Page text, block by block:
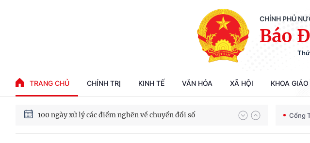
CHÍNH PHỦ
Báo
TRANG CHỦ CHÍNH TRỊ KINH TẾ VĂN HÓA XÃ HỘI KHOA GIÁO
Chiến dịch 500 ngày đêm tìm kiếm, quy tập và xác định danh tính hài cốt liệt sĩ
100 ngày xử lý các điểm nghẽn về chuyển đổi số Cổng